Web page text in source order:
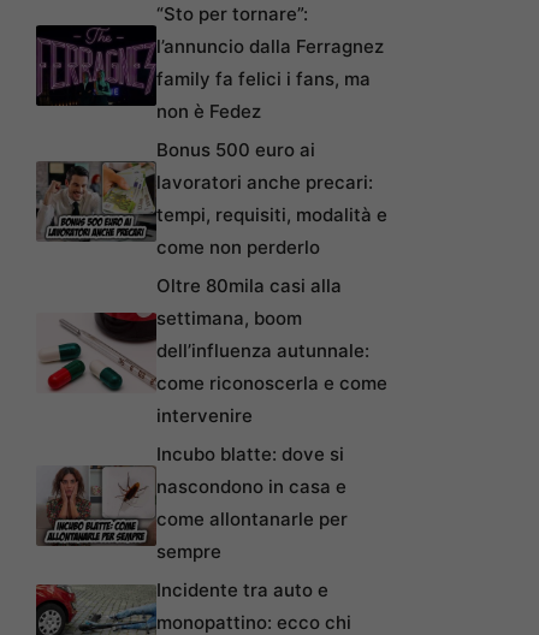
“Sto per tornare”:
l’annuncio dalla Ferragnez
family fa felici i fans, ma
non è Fedez
Bonus 500 euro ai
lavoratori anche precari:
tempi, requisiti, modalità e
come non perderlo
Oltre 80mila casi alla
settimana, boom
dell’influenza autunnale:
come riconoscerla e come
intervenire
Incubo blatte: dove si
nascondono in casa e
come allontanarle per
sempre
Incidente tra auto e
monopattino: ecco chi